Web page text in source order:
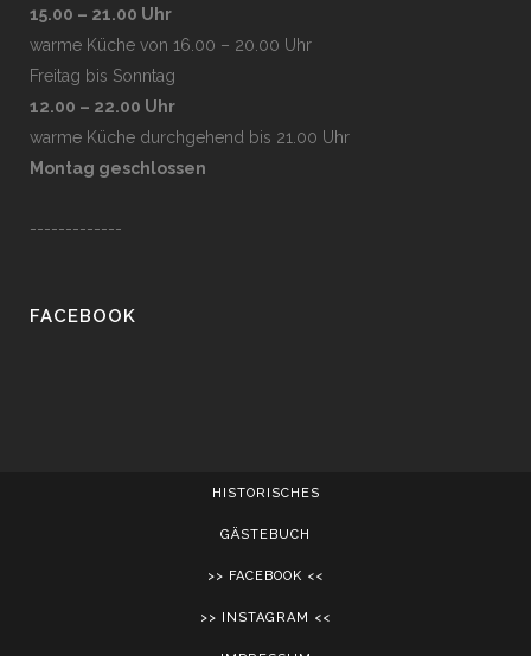
15.00 – 21.00 Uhr
warme Küche von 16.00 – 20.00 Uhr
Freitag bis Sonntag
12.00 – 22.00 Uhr
warme Küche durchgehend bis 21.00 Uhr
Montag geschlossen
-------------
FACEBOOK
HISTORISCHES
GÄSTEBUCH
>> FACEBOOK <<
>> INSTAGRAM <<